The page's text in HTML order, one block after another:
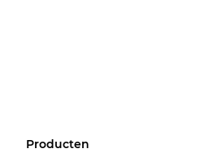
Producten